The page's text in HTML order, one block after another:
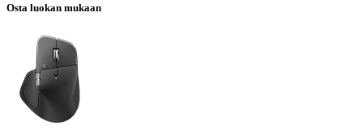
Osta luokan mukaan